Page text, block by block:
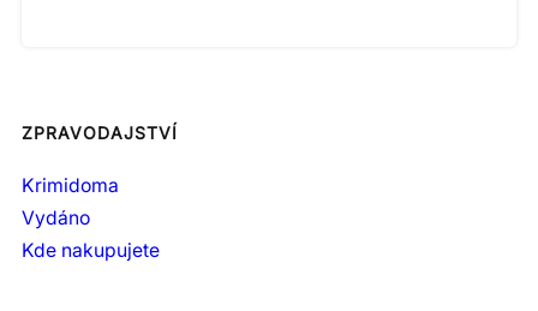
ZPRAVODAJSTVÍ
Krimidoma
Vydáno
Kde nakupujete